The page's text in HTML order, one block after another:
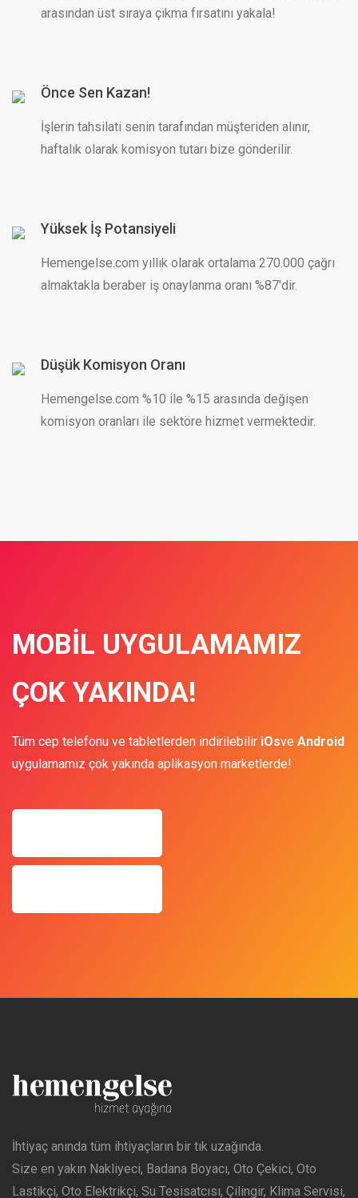
arasından üst sıraya çıkma fırsatını yakala!
Önce Sen Kazan!
İşlerin tahsilati senin tarafından müşteriden alınır,
haftalık olarak komisyon tutarı bize gönderilir.
Yüksek İş Potansiyeli
Hemengelse.com yıllık olarak ortalama 270.000 çağrı
almaktakla beraber iş onaylanma oranı %87'dir.
Düşük Komisyon Oranı
Hemengelse.com %10 ile %15 arasında değişen
komisyon oranları ile sektöre hizmet vermektedir.
MOBIL UYGULAMAMIZ
ÇOK YAKINDA!
Tüm cep telefonu ve tabletlerden indirilebilir iOsve Android
uygulamamız çok yakında aplikasyon marketlerde!
İhtiyaç anında tüm ihtiyaçların bir tık uzağında.
Size en yakın Nakliyeci, Badana Boyacı, Oto Çekici, Oto
Lastikçi, Oto Elektrikçi, Su Tesisatcısı, Çilingir, Klima Servisi,